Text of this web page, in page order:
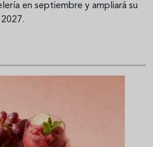
en septiembre y ampliará su